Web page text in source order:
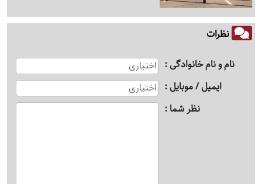
نظرات
نام و نام خانوادگی
ایمیل / موبایل
نظر شما